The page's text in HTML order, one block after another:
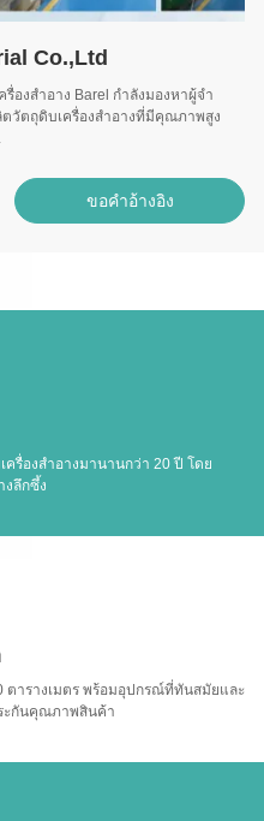
Co.,Ltd
องสําอาง Barel กําลังมองหาผู้จํา
ตวัตถุดิบเครื่องสําอางที่มีคุณภาพสูง
ขอคําอ้างอิง
ครื่องสําอางมานานกว่า 20 ปี โดย
ลึกซึ้ง
ารางเมตร พร้อมอุปกรณ์ที่ทันสมัยและ
ะกันคุณภาพสินค้า